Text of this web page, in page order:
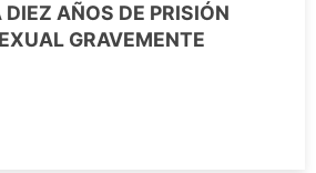
AÑOS DE PRISIÓN
GRAVEMENTE